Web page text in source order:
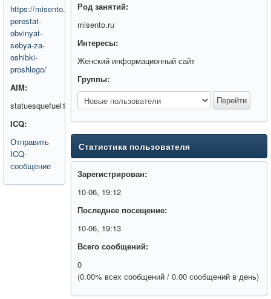
https://misento.ru/entries/kak-
perestat-
obvinyat-
sebya-za-
oshibki-
proshlogo/
AIM:
statuesquefuel1
ICQ:
Отправить
ICQ-
сообщение
Род занятий:
misento.ru
Интересы:
Женский информационный сайт
Группы:
Статистика пользователя
Зарегистрирован:
10-06, 19:12
Последнее посещение:
10-06, 19:13
Всего сообщений:
0
(0.00% всех сообщений / 0.00 сообщений в день)